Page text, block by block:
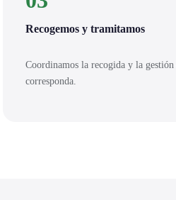
Recogemos y tramitamos
Coordinamos la recogida y la gestión
corresponda.